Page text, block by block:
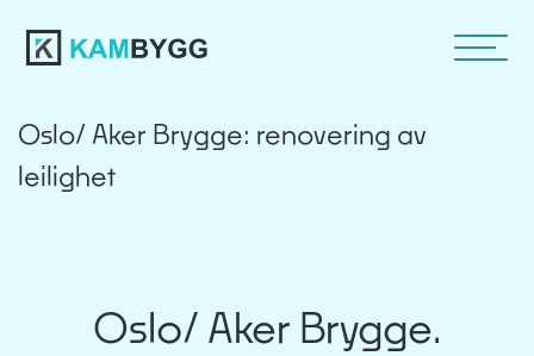
Oslo/ Aker Brygge: renovering av
leilighet
Oslo/ Aker Brygge.